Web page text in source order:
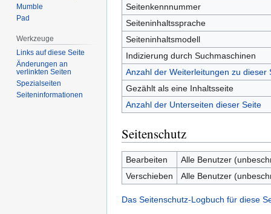
Seitenkennnummer
Seiteninhaltssprache
Seiteninhaltsmodell
Indizierung durch Suchmaschinen
Anzahl der Weiterleitungen zu dieser
Gezählt als eine Inhaltsseite
Anzahl der Unterseiten dieser Seite
Seitenschutz
Bearbeiten
Alle Benutzer
Verschieben
Alle Benutzer
Das Seitenschutz-Logbuch für diese
Mumble
Pad
Werkzeuge
Links auf diese Seite
Änderungen an
verlinkten Seiten
Spezialseiten
Seiten­­informationen